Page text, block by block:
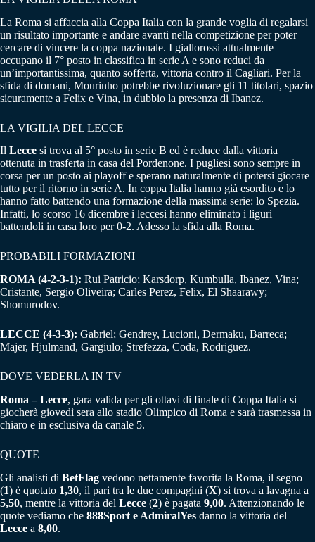
La Roma si affaccia alla Coppa Italia con la grande voglia di regalarsi
un risultato importante e andare avanti nella competizione per poter
cercare di vincere la coppa nazionale. I giallorossi attualmente
occupano il 7° posto in classifica in serie A e sono reduci da
un’importantissima, quanto sofferta, vittoria contro il Cagliari. Per la
sfida di domani, Mourinho potrebbe rivoluzionare gli 11 titolari, spazio
sicuramente a Felix e Vina, in dubbio la presenza di Ibanez.
LA VIGILIA DEL LECCE
Il Lecce si trova al 5° posto in serie B ed è reduce dalla vittoria
ottenuta in trasferta in casa del Pordenone. I pugliesi sono sempre in
corsa per un posto ai playoff e sperano naturalmente di potersi giocare
tutto per il ritorno in serie A. In coppa Italia hanno già esordito e lo
hanno fatto battendo una formazione della massima serie: lo Spezia.
Infatti, lo scorso 16 dicembre i leccesi hanno eliminato i liguri
battendoli in casa loro per 0-2. Adesso la sfida alla Roma.
PROBABILI FORMAZIONI
ROMA (4-2-3-1): Rui Patricio; Karsdorp, Kumbulla, Ibanez, Vina;
Cristante, Sergio Oliveira; Carles Perez, Felix, El Shaarawy;
Shomurodov.
LECCE (4-3-3): Gabriel; Gendrey, Lucioni, Dermaku, Barreca;
Majer, Hjulmand, Gargiulo; Strefezza, Coda, Rodriguez.
DOVE VEDERLA IN TV
Roma – Lecce, gara valida per gli ottavi di finale di Coppa Italia si
giocherà giovedì sera allo stadio Olimpico di Roma e sarà trasmessa in
chiaro e in esclusiva da canale 5.
QUOTE
Gli analisti di BetFlag vedono nettamente favorita la Roma, il segno
(1) è quotato 1,30, il pari tra le due compagini (X) si trova a lavagna a
5,50, mentre la vittoria del Lecce (2) è pagata 9,00. Attenzionando le
quote vediamo che 888Sport e AdmiralYes danno la vittoria del
Lecce a 8,00.